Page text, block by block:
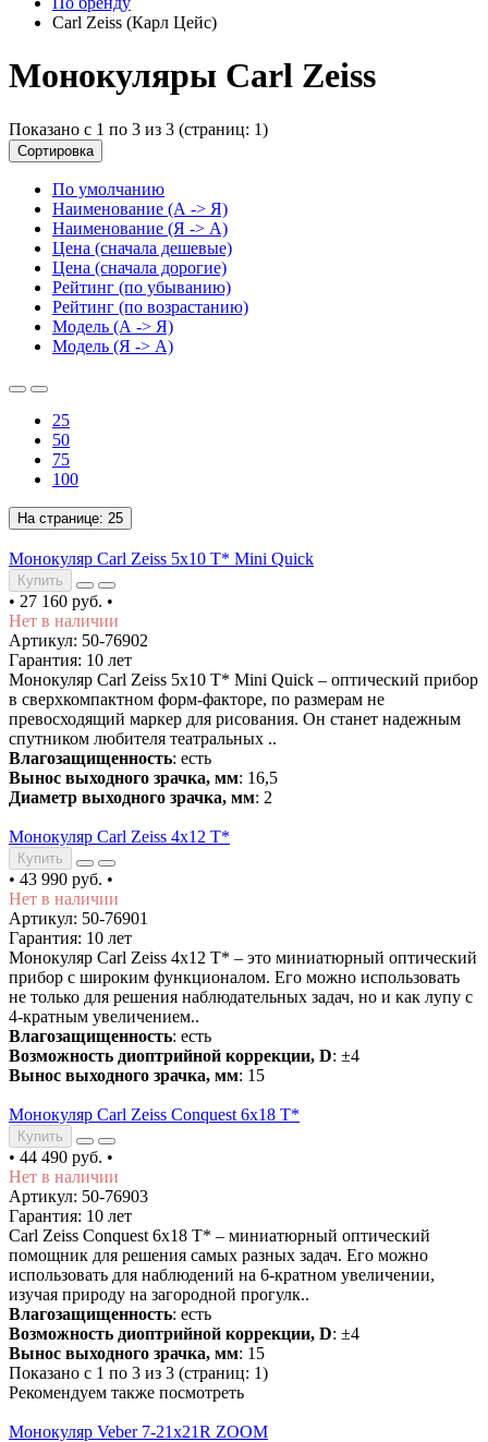
Carl Zeiss (Карл Цейс)
Монокуляры Carl Zeiss
Показано с 1 по 3 из 3 (страниц: 1)
Сортировка
По умолчанию
Наименование (А -> Я)
Наименование (Я -> А)
Цена (сначала дешевые)
Цена (сначала дорогие)
Рейтинг (по убыванию)
Рейтинг (по возрастанию)
Модель (А -> Я)
Модель (Я -> А)
25
50
75
100
На странице: 25
Монокуляр Carl Zeiss 5x10 T* Mini Quick
Купить
• 27 160 руб. •
Нет в наличии
Артикул: 50-76902
Гарантия: 10 лет
Монокуляр Carl Zeiss 5x10 T* Mini Quick – оптический прибор
в сверхкомпактном форм-факторе, по размерам не
превосходящий маркер для рисования. Он станет надежным
спутником любителя театральных ..
Влагозащищенность: есть
Вынос выходного зрачка, мм: 16,5
Диаметр выходного зрачка, мм: 2
Монокуляр Carl Zeiss 4x12 T*
Купить
• 43 990 руб. •
Нет в наличии
Артикул: 50-76901
Гарантия: 10 лет
Монокуляр Carl Zeiss 4x12 T* – это миниатюрный оптический
прибор с широким функционалом. Его можно использовать
не только для решения наблюдательных задач, но и как лупу с
4-кратным увеличением..
Влагозащищенность: есть
Возможность диоптрийной коррекции, D: ±4
Вынос выходного зрачка, мм: 15
Монокуляр Carl Zeiss Conquest 6x18 T*
Купить
• 44 490 руб. •
Нет в наличии
Артикул: 50-76903
Гарантия: 10 лет
Carl Zeiss Conquest 6x18 T* – миниатюрный оптический
помощник для решения самых разных задач. Его можно
использовать для наблюдений на 6-кратном увеличении,
изучая природу на загородной прогулк..
Влагозащищенность: есть
Возможность диоптрийной коррекции, D: ±4
Вынос выходного зрачка, мм: 15
Показано с 1 по 3 из 3 (страниц: 1)
Рекомендуем также посмотреть
Монокуляр Veber 7-21x21R ZOOM